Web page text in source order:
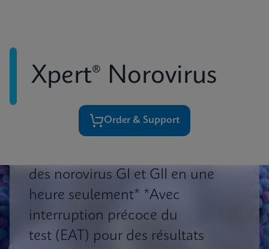
Xpert® Norovirus
Order & Support
des norovirus GI et GII en une
heure seulement* *Avec
interruption précoce du
test (EAT) pour des résultats